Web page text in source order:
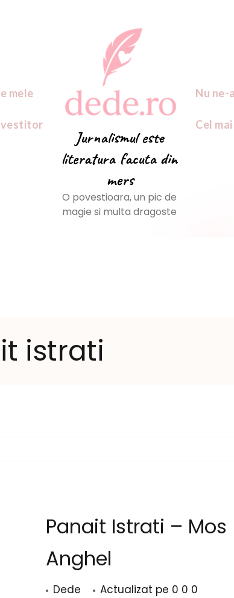
mele Nu ne-
Cel
Jurnalismul este
literatura facuta din
mers
O povestioara, un pic de
magie si multa dragoste
istrati
Panait Istrati – Mos
Anghel
Dede Actualizat pe 0 0 0